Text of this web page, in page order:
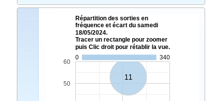
Répartition des sorties en
fréquence et écart du samedi
18/05/2024.
Tracer un rectangle pour zoomer
puis Clic droit pour rétablir la vue.
0
340
11
50
60